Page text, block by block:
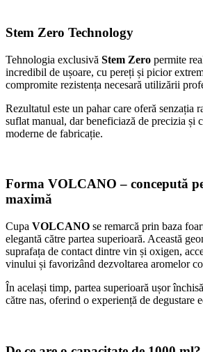
Stem Zero Technology
Tehnologia exclusivă Stem Zero permite
incredibil de ușoare, cu pereți și picior
compromite rezistența necesară utilizării
Rezultatul este un pahar care oferă senzația
suflat manual, dar beneficiază de precizia și
moderne de fabricație.
Forma VOLCANO – concepută
maximă
Cupa VOLCANO se remarcă prin baza
elegantă către partea superioară. Această
suprafața de contact dintre vin și oxigen,
vinului și favorizând dezvoltarea aromelor
În același timp, partea superioară ușor
către nas, oferind o experiență de degustare